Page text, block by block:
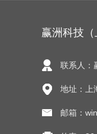
赢洲科技（
联系人：
地址：上
邮箱：